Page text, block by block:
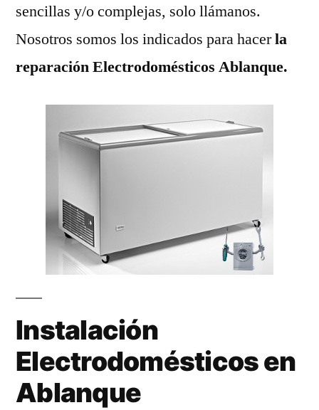
sencillas y/o complejas, solo llámanos.
Nosotros somos los indicados para hacerla
reparación Electrodomésticos Ablanque.
Instalación
Electrodomésticos en
Ablanque